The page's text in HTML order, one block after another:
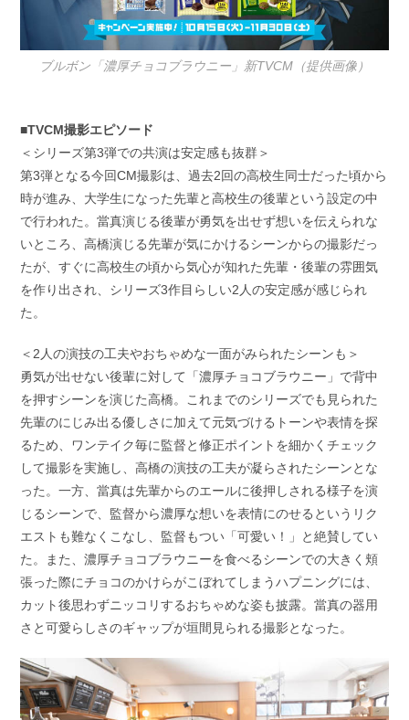
ブルボン「濃厚チョコブラウニー」新TVCM（提供画像）
■TVCM撮影エピソード
＜シリーズ第3弾での共演は安定感も抜群＞
第3弾となる今回CM撮影は、過去2回の高校生同士だった頃から
時が進み、大学生になった先輩と高校生の後輩という設定の中
で行われた。當真演じる後輩が勇気を出せず想いを伝えられな
いところ、高橋演じる先輩が気にかけるシーンからの撮影だっ
たが、すぐに高校生の頃から気心が知れた先輩・後輩の雰囲気
を作り出され、シリーズ3作目らしい2人の安定感が感じられ
た。
＜2人の演技の工夫やおちゃめな一面がみられたシーンも＞
勇気が出せない後輩に対して「濃厚チョコブラウニー」で背中
を押すシーンを演じた高橋。これまでのシリーズでも見られた
先輩のにじみ出る優しさに加えて元気づけるトーンや表情を探
るため、ワンテイク毎に監督と修正ポイントを細かくチェック
して撮影を実施し、高橋の演技の工夫が凝らされたシーンとな
った。一方、當真は先輩からのエールに後押しされる様子を演
じるシーンで、監督から濃厚な想いを表情にのせるというリク
エストも難なくこなし、監督もつい「可愛い！」と絶賛してい
た。また、濃厚チョコブラウニーを食べるシーンでの大きく頬
張った際にチョコのかけらがこぼれてしまうハプニングには、
カット後思わずニッコリするおちゃめな姿も披露。當真の器用
さと可愛らしさのギャップが垣間見られる撮影となった。